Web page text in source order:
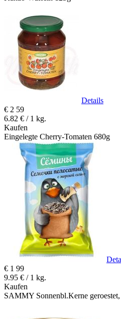
Details
€ 2 59
6.82 € / 1 kg.
Kaufen
Eingelegte Cherry-Tomaten 680g
€ 1 99
9.95 € / 1 kg.
Kaufen
SAMMY Sonnenbl.Kerne